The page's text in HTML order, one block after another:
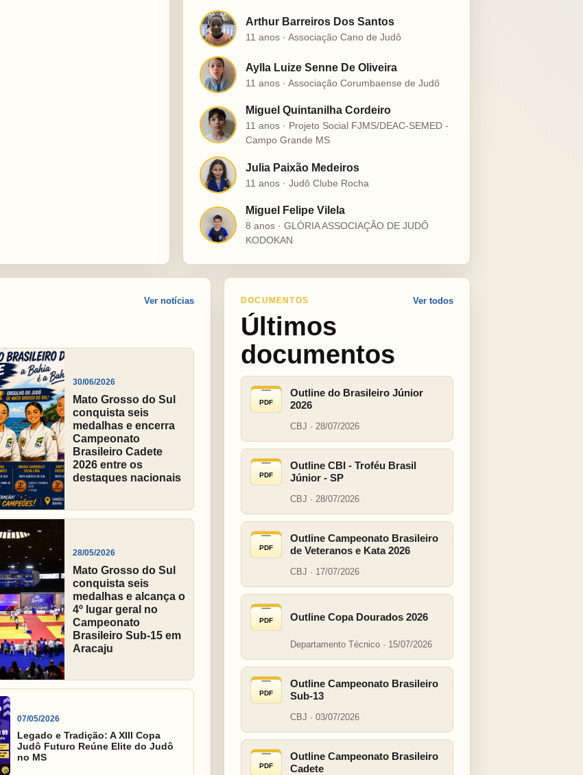
A Arthur Barreiros Dos Santos
11 anos · Associação Cano de Judô
A Aylla Luize Senne De Oliveira
11 anos · Associação Corumbaense de Judô
M
Miguel Quintanilha Cordeiro
11 anos · Projeto Social FJMS/DEAC-SEMED -
Campo Grande MS
J Julia Paixão Medeiros
11 anos · Judô Clube Rocha
M
Miguel Felipe Vilela
8 anos · GLÓRIA ASSOCIAÇÃO DE JUDÔ
KODOKAN
Ver notícias
30/06/2026
Mato Grosso do Sul
conquista seis
medalhas e encerra
Campeonato
Brasileiro Cadete
2026 entre os
destaques nacionais
28/05/2026
Mato Grosso do Sul
conquista seis
medalhas e alcança o
4º lugar geral no
Campeonato
Brasileiro Sub-15 em
Aracaju
07/05/2026
Legado e Tradição: A XIII Copa
Judô Futuro Reúne Elite do Judô
no MS
DOCUMENTOS
Últimos
documentos
Ver todos
PDF
Outline do Brasileiro Júnior
2026
CBJ · 28/07/2026
PDF
Outline CBI - Troféu Brasil
Júnior - SP
CBJ · 28/07/2026
PDF
Outline Campeonato Brasileiro
de Veteranos e Kata 2026
CBJ · 17/07/2026
PDF Outline Copa Dourados 2026
Departamento Técnico · 15/07/2026
PDF
Outline Campeonato Brasileiro
Sub-13
CBJ · 03/07/2026
PDF
Outline Campeonato Brasileiro
Cadete